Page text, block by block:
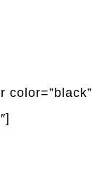
color=”black”